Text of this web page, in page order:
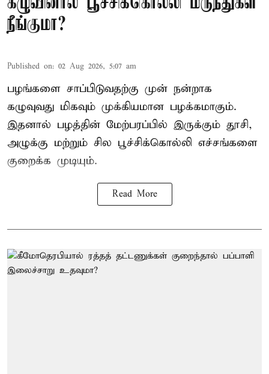
நீங்குமா?
Published on: 02 Aug 2026, 5:07 am
பழங்களை சாப்பிடுவதற்கு முன் நன்றாக
கழுவுவது மிகவும் முக்கியமான பழக்கமாகும்.
இதனால் பழத்தின் மேற்பரப்பில் இருக்கும் தூசி,
அழுக்கு மற்றும் சில பூச்சிக்கொல்லி எச்சங்களை
குறைக்க முடியும்.
Read More